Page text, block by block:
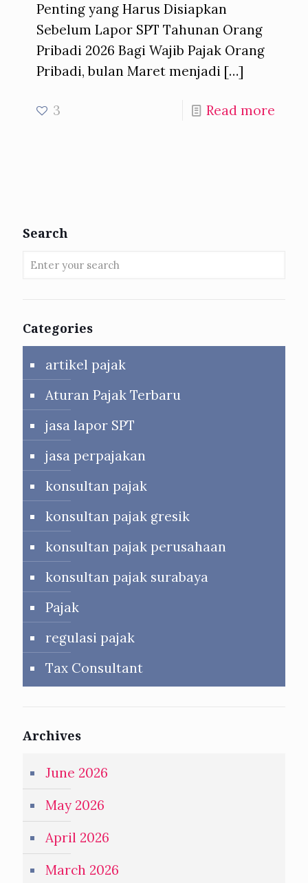
Penting yang Harus Disiapkan
Sebelum Lapor SPT Tahunan Orang
Pribadi 2026 Bagi Wajib Pajak Orang
Pribadi, bulan Maret menjadi […]
3 Read more
Search
Categories
artikel pajak
Aturan Pajak Terbaru
jasa lapor SPT
jasa perpajakan
konsultan pajak
konsultan pajak gresik
konsultan pajak perusahaan
konsultan pajak surabaya
Pajak
regulasi pajak
Tax Consultant
Archives
June 2026
May 2026
April 2026
March 2026